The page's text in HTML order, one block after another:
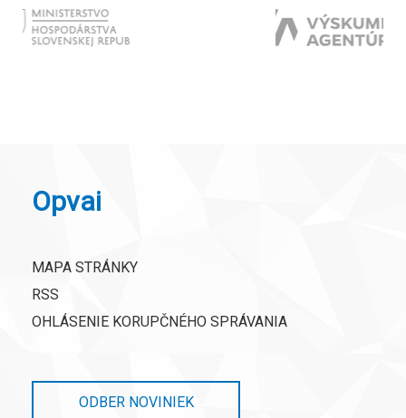
Opvai
MAPA STRÁNKY
RSS
OHLÁSENIE KORUPČNÉHO SPRÁVANIA
ODBER NOVINIEK